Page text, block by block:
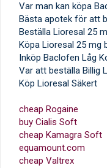
Var man kan köpa
Bästa apotek för att
Beställa Lioresal 25
Köpa Lioresal 25 mg
Inköp Baclofen Låg
Var att beställa Billig
Köp Lioresal Säkert
cheap Rogaine
buy Cialis Soft
cheap Kamagra Soft
equamount.com
cheap Valtrex